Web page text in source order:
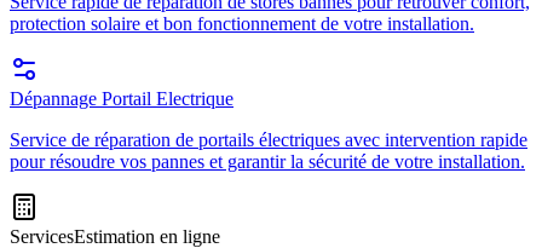
protection solaire et bon fonctionnement de votre installation.
Dépannage Portail Electrique
Service de réparation de portails électriques avec intervention rapide
pour résoudre vos pannes et garantir la sécurité de votre installation.
ServicesEstimation en ligne